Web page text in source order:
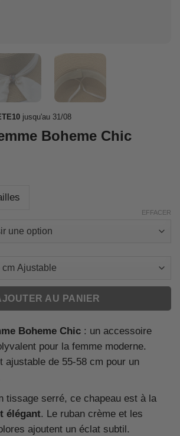
jusqu'au 31/08
Boheme Chic
EFFACER
AU PANIER
Boheme Chic: un accessoire
pour la femme moderne.
ajustable de 55-58 cm pour un
tissage serré, ce chapeau est à la
élégant. Le ruban crème et les
ajoutent un éclat subtil.